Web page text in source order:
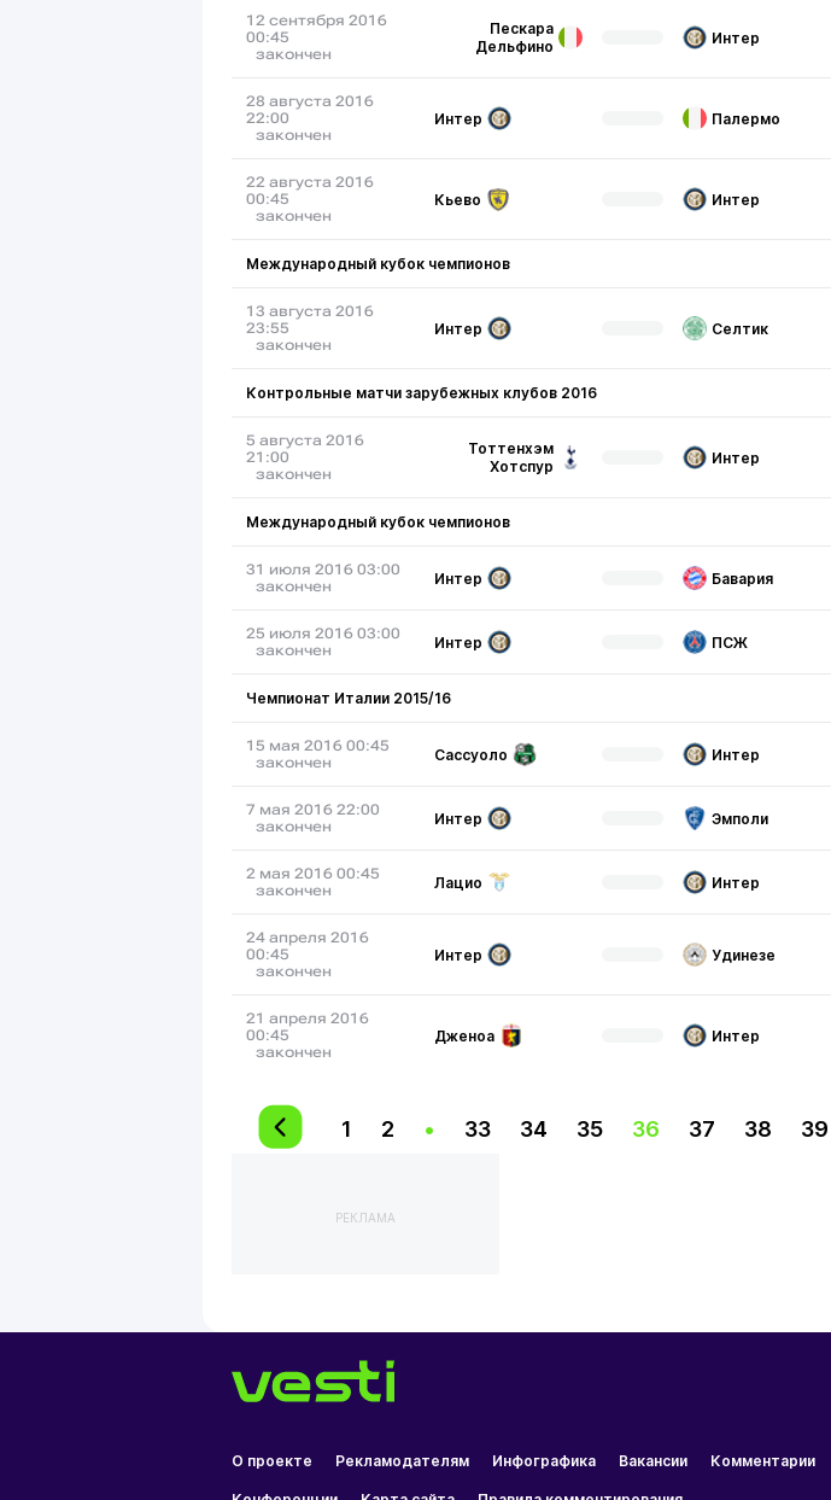
12 сентября 2016
00:45
закончен
Пескара
Дельфино
Интер
28 августа 2016
22:00
закончен
Интер Палермо
22 августа 2016
00:45
закончен
Кьево Интер
Международный кубок чемпионов
13 августа 2016
23:55
закончен
Интер Селтик
Контрольные матчи зарубежных клубов 2016
5 августа 2016
21:00
закончен
Тоттенхэм
Хотспур
Интер
Международный кубок чемпионов
31 июля 2016 03:00
закончен
Интер Бавария
25 июля 2016 03:00
закончен
Интер ПСЖ
Чемпионат Италии 2015/16
15 мая 2016 00:45
закончен
Сассуоло Интер
7 мая 2016 22:00
закончен
Интер Эмполи
2 мая 2016 00:45
закончен
Лацио Интер
24 апреля 2016
00:45
закончен
Интер Удинезе
21 апреля 2016
00:45
закончен
Дженоа Интер
1 2 • 33 34 35 36 37 38 39
РЕКЛАМА
О проекте Рекламодателям Инфографика Вакансии Комментарии